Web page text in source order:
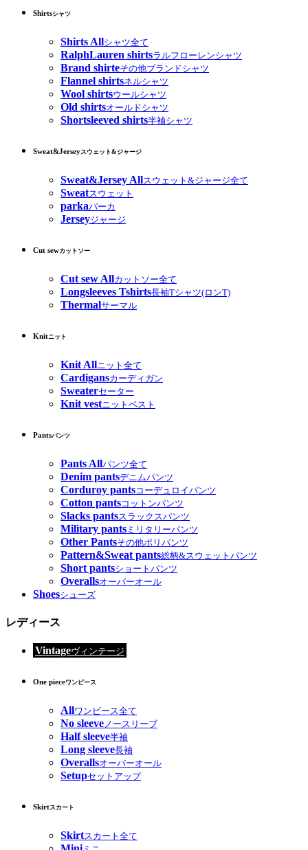
Shirtsシャツ
Shirts Allシャツ全て
RalphLauren shirtsラルフローレンシャツ
Brand shirteその他ブランドシャツ
Flannel shirtsネルシャツ
Wool shirtsウールシャツ
Old shirtsオールドシャツ
Shortsleeved shirts半袖シャツ
Sweat&Jerseyスウェット&ジャージ
Sweat&Jersey Allスウェット&ジャージ全て
Sweatスウェット
parkaパーカ
Jerseyジャージ
Cut sewカットソー
Cut sew Allカットソー全て
Longsleeves Tshirts長袖Tシャツ(ロンT)
Thermalサーマル
Knitニット
Knit Allニット全て
Cardigansカーディガン
Sweaterセーター
Knit vestニットベスト
Pantsパンツ
Pants Allパンツ全て
Denim pantsデニムパンツ
Corduroy pantsコーデュロイパンツ
Cotton pantsコットンパンツ
Slacks pantsスラックスパンツ
Military pants ミリタリーパンツ
Other Pantsその他ポリパンツ
Pattern&Sweat pants総柄&スウェットパンツ
Short pantsショートパンツ
Overallsオーバーオール
Shoesシューズ
レディース
Vintageヴィンテージ
One pieceワンピース
Allワンピース全て
No sleeveノースリーブ
Half sleeve半袖
Long sleeve長袖
Overallsオーバーオール
Setupセットアップ
Skirtスカート
Skirtスカート全て